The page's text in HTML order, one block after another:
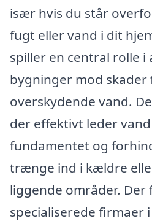
især hvis du står
fugt eller vand i dit
spiller en central rolle i
bygninger mod
overskydende vand.
der effektivt leder
fundamentet og
trænge ind i kældre
liggende områder. Der
specialiserede firmaer